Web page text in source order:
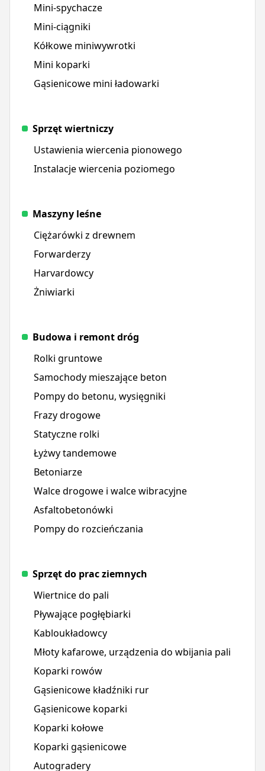
Mini-spychacze
Mini-ciągniki
Kółkowe miniwywrotki
Mini koparki
Gąsienicowe mini ładowarki
Sprzęt wiertniczy
Ustawienia wiercenia pionowego
Instalacje wiercenia poziomego
Maszyny leśne
Ciężarówki z drewnem
Forwarderzy
Harvardowcy
Żniwiarki
Budowa i remont dróg
Rolki gruntowe
Samochody mieszające beton
Pompy do betonu, wysięgniki
Frazy drogowe
Statyczne rolki
Łyżwy tandemowe
Betoniarze
Walce drogowe i walce wibracyjne
Asfaltobetonówki
Pompy do rozcieńczania
Sprzęt do prac ziemnych
Wiertnice do pali
Pływające pogłębiarki
Kabloukładowcy
Młoty kafarowe, urządzenia do wbijania pali
Koparki rowów
Gąsienicowe kładźniki rur
Gąsienicowe koparki
Koparki kołowe
Koparki gąsienicowe
Autogradery